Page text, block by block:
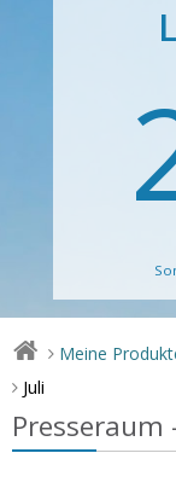
> Meine
> Juli
Presseraum